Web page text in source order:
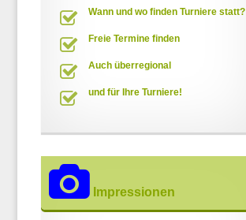
Wann und wo finden Turniere statt?
Freie Termine finden
Auch überregional
und für Ihre Turniere!
Impressionen